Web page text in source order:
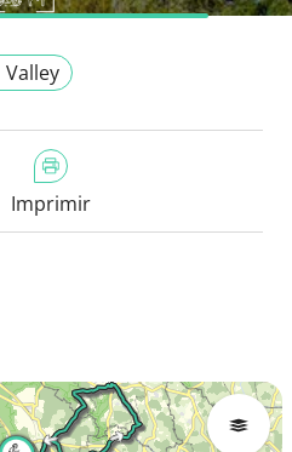
Valley
Imprimir